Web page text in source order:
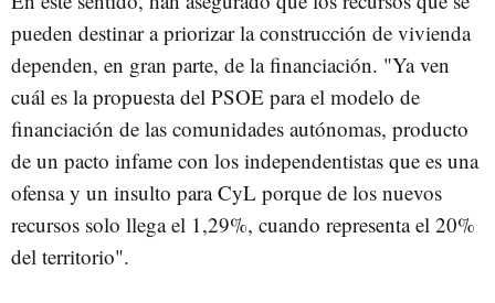
pueden destinar a priorizar la construcción de vivienda
dependen, en gran parte, de la financiación. "Ya ven
cuál es la propuesta del PSOE para el modelo de
financiación de las comunidades autónomas, producto
de un pacto infame con los independentistas que es una
ofensa y un insulto para CyL porque de los nuevos
recursos solo llega el 1,29%, cuando representa el 20%
del territorio".